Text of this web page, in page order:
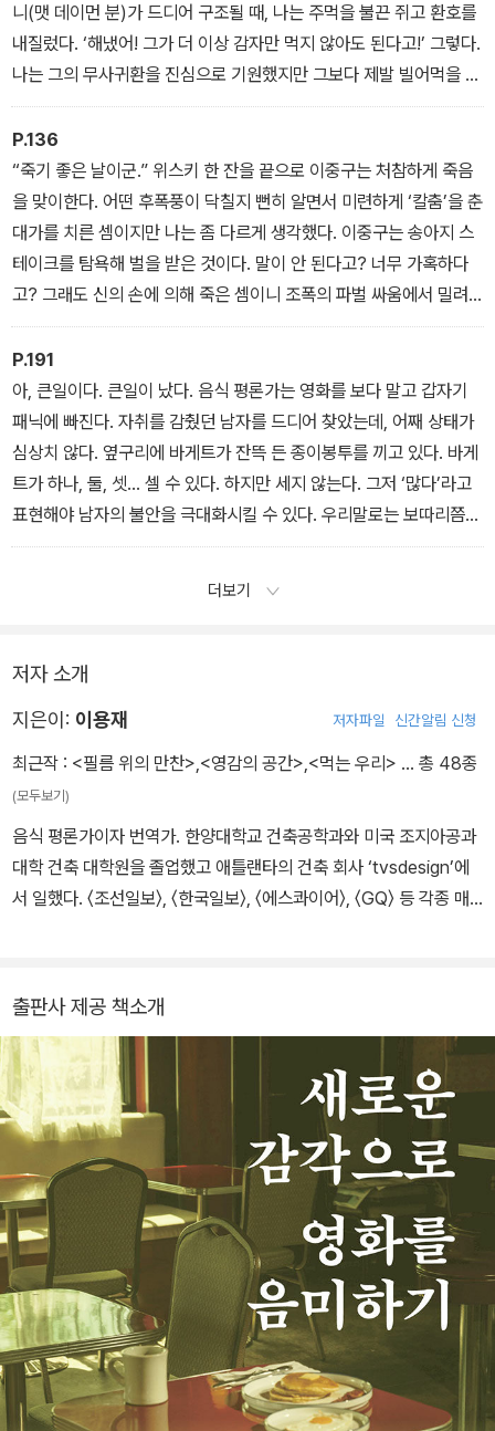
― [맛있는 ‘하울 정식’의 비결 - ‘하울의 움직이는 성’] 중에서
니(맷 데이먼 분)가 드디어 구조될 때, 나는 주먹을 불끈 쥐고 환호를
내질렀다. ‘해냈어! 그가 더 이상 감자만 먹지 않아도 된다고!’ 그렇다.
나는 그의 무사귀환을 진심으로 기원했지만 그보다 제발 빌어먹을 감
자를 좀 그만 먹기를 더 바랐다.
― [우주인도 구한 인류의 친구, 감자 - ‘마션’] 중에서
P.136
“죽기 좋은 날이군.” 위스키 한 잔을 끝으로 이중구는 처참하게 죽음
을 맞이한다. 어떤 후폭풍이 닥칠지 뻔히 알면서 미련하게 ‘칼춤’을 춘
대가를 치른 셈이지만 나는 좀 다르게 생각했다. 이중구는 송아지 스
테이크를 탐욕해 벌을 받은 것이다. 말이 안 된다고? 너무 가혹하다
고? 그래도 신의 손에 의해 죽은 셈이니 조폭의 파벌 싸움에서 밀려
맞아 죽은 것보다는 차라리 낫지 않을까. 어쨌거나 소고기는 먹을지
언정 송아지 고기까지 탐하지는 말자.
― [허구의 한우 송아지 스테이크 - ‘신세계’] 중에서
P.191
아, 큰일이다. 큰일이 났다. 음식 평론가는 영화를 보다 말고 갑자기
패닉에 빠진다. 자취를 감췄던 남자를 드디어 찾았는데, 어째 상태가
심상치 않다. 옆구리에 바게트가 잔뜩 든 종이봉투를 끼고 있다. 바게
트가 하나, 둘, 셋… 셀 수 있다. 하지만 세지 않는다. 그저 ‘많다’라고
표현해야 남자의 불안을 극대화시킬 수 있다. 우리말로는 보따리쯤
되겠다. 아니, 그런데 무슨 식사 초 대를 한 것도 아닐 텐데 저 많은 바
더보기
저자 소개
지은이: 이용재 저자파일 신간알림 신청
최근작 : <필름 위의 만찬> <영감의 공간> <먹는 우리> … 총 48종
(모두보기)
음식 평론가이자 번역가. 한양대학교 건축공학과와 미국 조지아공과
대학 건축 대학원을 졸업했고 애틀랜타의 건축 회사 ‘tvsdesign’에
서 일했다. 〈조선일보〉, 〈한국일보〉, 〈에스콰이어〉, 〈GQ〉 등 각종 매
브로콜리 싱싱한가요?》를 썼다. 이탈리아 음식 분야 최고의 요리책
《실버 스푼》 외에 《패밀리 밀》, 《뉴욕의 맛 모모푸쿠》, 《인생의 맛 모
모푸쿠》 등 세계적인 요리사들의 책을 번역했다. 《필름 위의 만찬》에
서 저자는 스크린 속 음식을 통해 영화를 기억하는 특별한 감상법을
제안한다. 17년 차 음식 평론가의 예리한 시선으로 추억을 불러오는
명작 영화부터 디테일한 연출이 돋보이는 최신작을 아우르며, 알고
보면 구미 당기는 영화와 음식 이야기를 다채롭게 조명했다. 음식 문
화에 대한 해박한 지식으로 잘 다듬고 조리한 문장 위에 장면에 얽힌
개인적 에피소드까지 풍성하게 담아낸 이 책은 허기와 욕망, 불안과
공감 같은 다양한 감정을 환기하며 영화와 음식을 더 깊게 즐길 수 있
도록 돕는 특별한 안내서다.
출판사 제공 책소개